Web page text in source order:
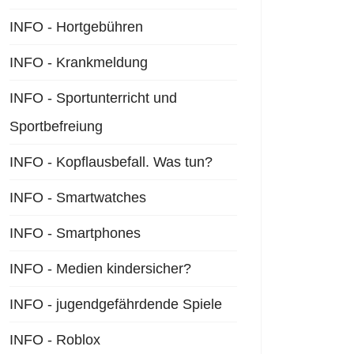
- Schuleingangsphase
INFO - Hortgebühren
INFO - Krankmeldung
INFO - Sportunterricht und
Sportbefreiung
INFO - Kopflausbefall. Was tun?
INFO - Smartwatches
INFO - Smartphones
INFO - Medien kindersicher?
INFO - jugendgefährdende Spiele
INFO - Roblox